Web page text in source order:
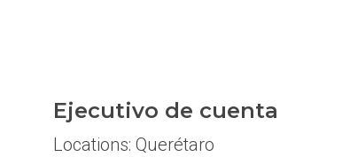
Ejecutivo de cuenta
Locations: Querétaro